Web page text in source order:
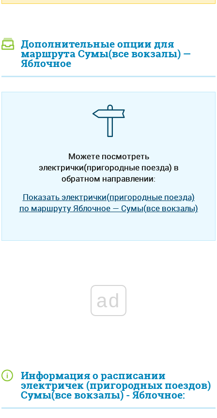
Информация о расписании
электричек (пригородных поездов)
Сумы(все вокзалы) - Яблочное:
Дополнительные опции для
маршрута Сумы(все вокзалы) —
Яблочное
Можете посмотреть
электрички(пригородные поезда) в
обратном направлении:
Показать электрички(пригородные поезда)
по маршруту Яблочное — Сумы(все вокзалы)
ad